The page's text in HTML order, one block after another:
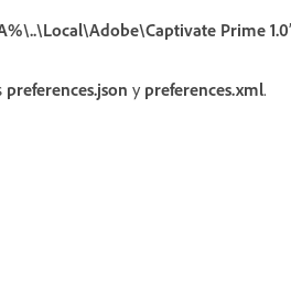
Prime 1.0
preferences.json y preferences.xml.